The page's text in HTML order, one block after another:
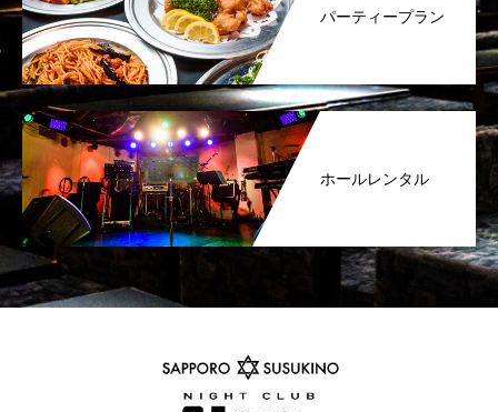
パーティープラン
ホールレンタル